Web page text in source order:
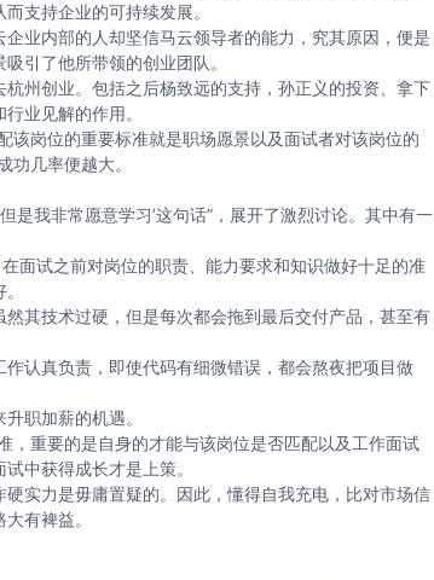
支持企业的可持续发展。
内部的人却坚信马云领导者的能力，究其原因，便是
引了他所带领的创业团队。
创业。包括之后杨致远的支持，孙正义的投资、拿下
业见解的作用。
岗位的重要标准就是职场愿景以及面试者对该岗位的
功几率便越大。
我非常愿意学习’这句话”，展开了激烈讨论。其中有一
试之前对岗位的职责、能力要求和知识做好十足的准
技术过硬，但是每次都会拖到最后交付产品，甚至有
认真负责，即使代码有细微错误，都会熬夜把项目做
职加薪的机遇。
重要的是自身的才能与该岗位是否匹配以及工作面试
中获得成长才是上策。
力是毋庸置疑的。因此，懂得自我充电，比对市场信
有裨益。